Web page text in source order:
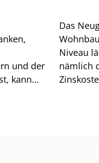
und der
kann
Das
Niveau
nämlich